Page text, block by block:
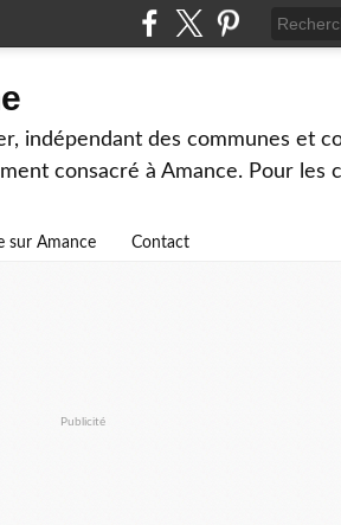
indépendant des communes et
consacré à Amance. Pour les
sur Amance Contact
Publicité